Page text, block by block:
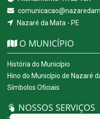
Nazaré da Mata - PE
O MUNICÍPIO
História do Município
Hino do Município de Nazaré
Símbolos Oficiais
NOSSOS SERVIÇOS